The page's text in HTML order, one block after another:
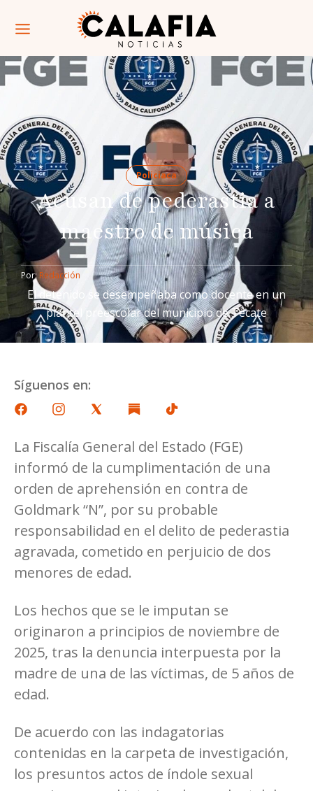
Policiaca
Acusan de pederastia a
maestro de música
Por: Redacción
El detenido se desempeñaba como docente en un
plantel preescolar del municipio de Tecate
Síguenos en:
La Fiscalía General del Estado (FGE)
informó de la cumplimentación de una
orden de aprehensión en contra de
Goldmark “N”, por su probable
responsabilidad en el delito de pederastia
agravada, cometido en perjuicio de dos
menores de edad.
Los hechos que se le imputan se
originaron a principios de noviembre de
2025, tras la denuncia interpuesta por la
madre de una de las víctimas, de 5 años de
edad.
De acuerdo con las indagatorias
contenidas en la carpeta de investigación,
los presuntos actos de índole sexual